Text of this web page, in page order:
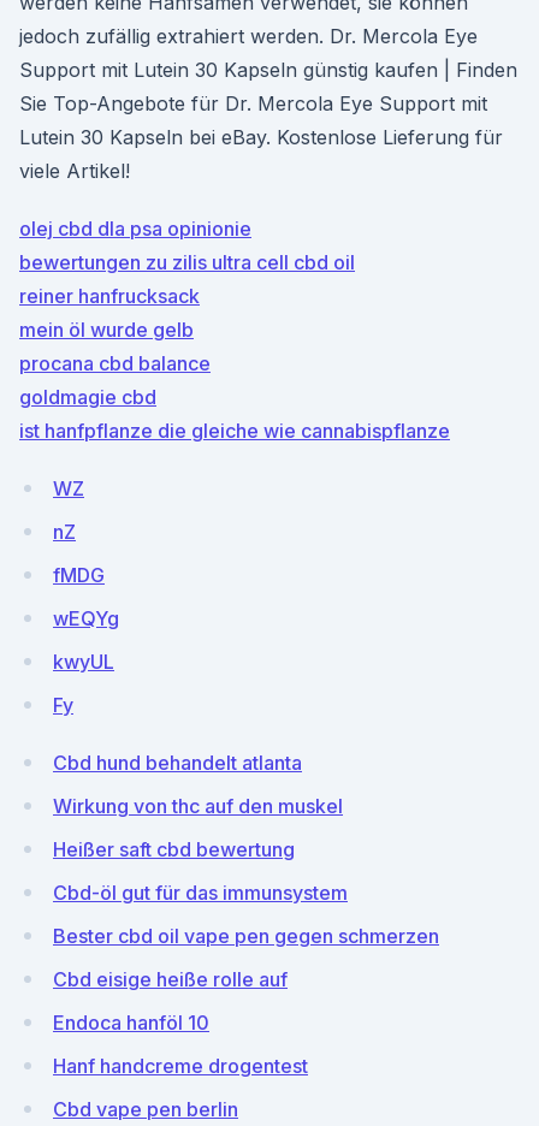
jedoch zufällig extrahiert werden. Dr. Mercola Eye
Support mit Lutein 30 Kapseln günstig kaufen | Finden
Sie Top-Angebote für Dr. Mercola Eye Support mit
Lutein 30 Kapseln bei eBay. Kostenlose Lieferung für
viele Artikel!
olej cbd dla psa opinionie
bewertungen zu zilis ultra cell cbd oil
reiner hanfrucksack
mein öl wurde gelb
procana cbd balance
goldmagie cbd
ist hanfpflanze die gleiche wie cannabispflanze
WZ
nZ
fMDG
wEQYg
kwyUL
Fy
Cbd hund behandelt atlanta
Wirkung von thc auf den muskel
Heißer saft cbd bewertung
Cbd-öl gut für das immunsystem
Bester cbd oil vape pen gegen schmerzen
Cbd eisige heiße rolle auf
Endoca hanföl 10
Hanf handcreme drogentest
Cbd vape pen berlin